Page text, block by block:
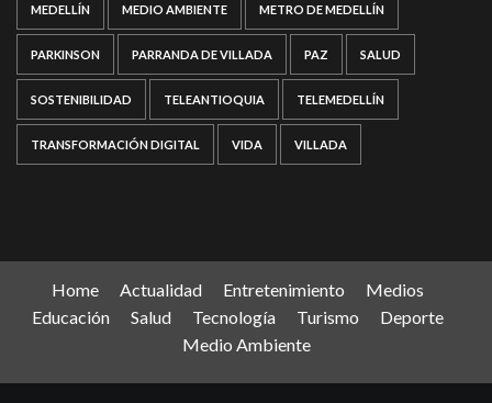
MEDELLÍN MEDIO AMBIENTE METRO DE MEDELLÍN
PARKINSON PARRANDA DE VILLADA PAZ SALUD
SOSTENIBILIDAD TELEANTIOQUIA TELEMEDELLÍN
TRANSFORMACIÓN DIGITAL VIDA VILLADA
Home Actualidad Entretenimiento
Medios
Educación
Salud Tecnología Turismo
Deporte
Medio Ambiente